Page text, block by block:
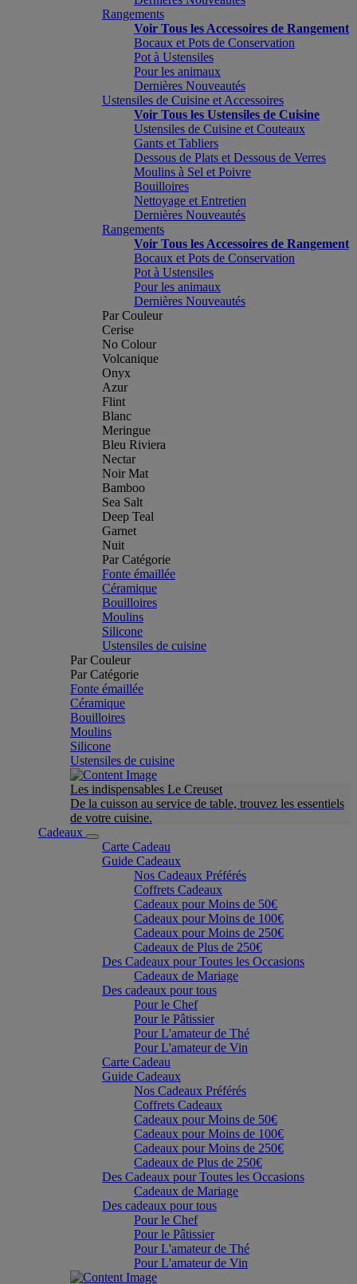
Rangements
Voir Tous les Accessoires de Rangement
Bocaux et Pots de Conservation
Pot à Ustensiles
Pour les animaux
Dernières Nouveautés
Ustensiles de Cuisine et Accessoires
Voir Tous les Ustensiles de Cuisine
Ustensiles de Cuisine et Couteaux
Gants et Tabliers
Dessous de Plats et Dessous de Verres
Moulins à Sel et Poivre
Bouilloires
Nettoyage et Entretien
Dernières Nouveautés
Rangements
Voir Tous les Accessoires de Rangement
Bocaux et Pots de Conservation
Pot à Ustensiles
Pour les animaux
Dernières Nouveautés
Par Couleur
Cerise
No Colour
Volcanique
Onyx
Azur
Flint
Blanc
Meringue
Bleu Riviera
Nectar
Noir Mat
Bamboo
Sea Salt
Deep Teal
Garnet
Nuit
Par Catégorie
Fonte émaillée
Céramique
Bouilloires
Moulins
Silicone
Ustensiles de cuisine
Par Couleur
Par Catégorie
Fonte émaillée
Céramique
Bouilloires
Moulins
Silicone
Ustensiles de cuisine
Les indispensables Le Creuset
De la cuisson au service de table, trouvez les essentiels
de votre cuisine.
Cadeaux
Carte Cadeau
Guide Cadeaux
Nos Cadeaux Préférés
Coffrets Cadeaux
Cadeaux pour Moins de 50€
Cadeaux pour Moins de 100€
Cadeaux pour Moins de 250€
Cadeaux de Plus de 250€
Des Cadeaux pour Toutes les Occasions
Cadeaux de Mariage
Des cadeaux pour tous
Pour le Chef
Pour le Pâtissier
Pour L'amateur de Thé
Pour L'amateur de Vin
Carte Cadeau
Guide Cadeaux
Nos Cadeaux Préférés
Coffrets Cadeaux
Cadeaux pour Moins de 50€
Cadeaux pour Moins de 100€
Cadeaux pour Moins de 250€
Cadeaux de Plus de 250€
Des Cadeaux pour Toutes les Occasions
Cadeaux de Mariage
Des cadeaux pour tous
Pour le Chef
Pour le Pâtissier
Pour L'amateur de Thé
Pour L'amateur de Vin